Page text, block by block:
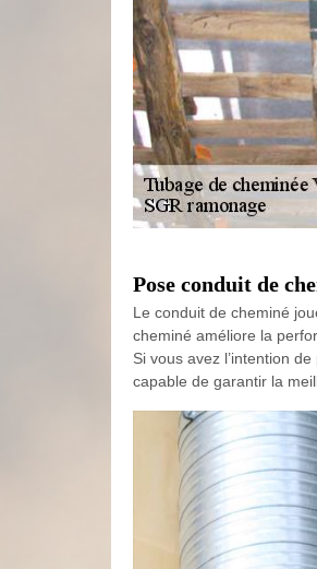
Pose conduit de
Le conduit de cheminé
cheminé améliore la
Si vous avez l’intention
capable de garantir la